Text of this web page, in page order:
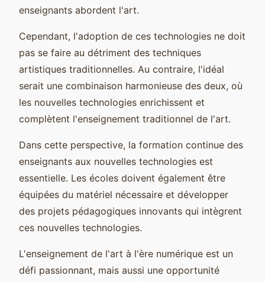
enseignants abordent l'art.
Cependant, l'adoption de ces technologies ne doit
pas se faire au détriment des techniques
artistiques traditionnelles. Au contraire, l'idéal
serait une combinaison harmonieuse des deux, où
les nouvelles technologies enrichissent et
complètent l'enseignement traditionnel de l'art.
Dans cette perspective, la formation continue des
enseignants aux nouvelles technologies est
essentielle. Les écoles doivent également être
équipées du matériel nécessaire et développer
des projets pédagogiques innovants qui intègrent
ces nouvelles technologies.
L'enseignement de l'art à l'ère numérique est un
défi passionnant, mais aussi une opportunité